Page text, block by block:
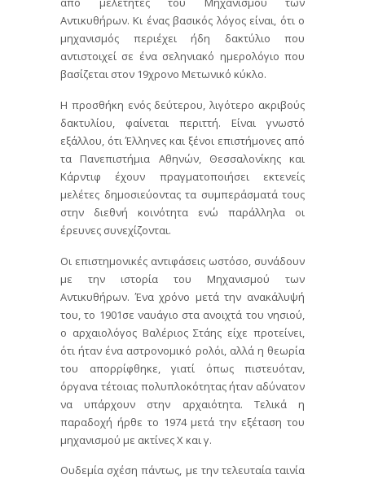
Αντικυθήρων. Κι ένας βασικός λόγος είναι, ότι ο
μηχανισμός περιέχει ήδη δακτύλιο που
αντιστοιχεί σε ένα σεληνιακό ημερολόγιο που
βασίζεται στον 19χρονο Μετωνικό κύκλο.
Η προσθήκη ενός δεύτερου, λιγότερο ακριβούς
δακτυλίου, φαίνεται περιττή. Είναι γνωστό
εξάλλου, ότι Έλληνες και ξένοι επιστήμονες από
τα Πανεπιστήμια Αθηνών, Θεσσαλονίκης και
Κάρντιφ έχουν πραγματοποιήσει εκτενείς
μελέτες δημοσιεύοντας τα συμπεράσματά τους
στην διεθνή κοινότητα ενώ παράλληλα οι
έρευνες συνεχίζονται.
Οι επιστημονικές αντιφάσεις ωστόσο, συνάδουν
με την ιστορία του Μηχανισμού των
Αντικυθήρων. Ένα χρόνο μετά την ανακάλυψή
του, το 1901σε ναυάγιο στα ανοιχτά του νησιού,
ο αρχαιολόγος Βαλέριος Στάης είχε προτείνει,
ότι ήταν ένα αστρονομικό ρολόι, αλλά η θεωρία
του απορρίφθηκε, γιατί όπως πιστευόταν,
όργανα τέτοιας πολυπλοκότητας ήταν αδύνατον
να υπάρχουν στην αρχαιότητα. Τελικά η
παραδοχή ήρθε το 1974 μετά την εξέταση του
μηχανισμού με ακτίνες Χ και γ.
Ουδεμία σχέση πάντως, με την τελευταία ταινία